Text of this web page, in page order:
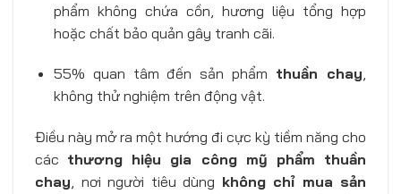
phẩm không chứa cồn, hương liệu tổng hợp
hoặc chất bảo quản gây tranh cãi.
55% quan tâm đến sản phẩm thuần chay,
không thử nghiệm trên động vật.
Điều này mở ra một hướng đi cực kỳ tiềm năng cho
các thương hiệu gia công mỹ phẩm thuần
chay, nơi người tiêu dùng không chỉ mua sản